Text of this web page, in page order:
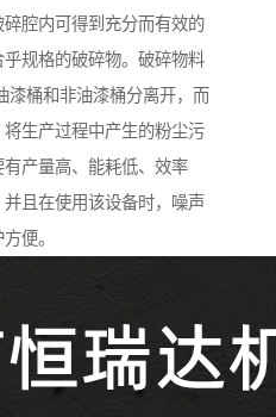
腔内可得到充分而有效的
规格的破碎物。破碎物料
漆桶和非油漆桶分离开，而
生产过程中产生的粉尘污
产量高、能耗低、效率
且在使用该设备时，噪声
便。